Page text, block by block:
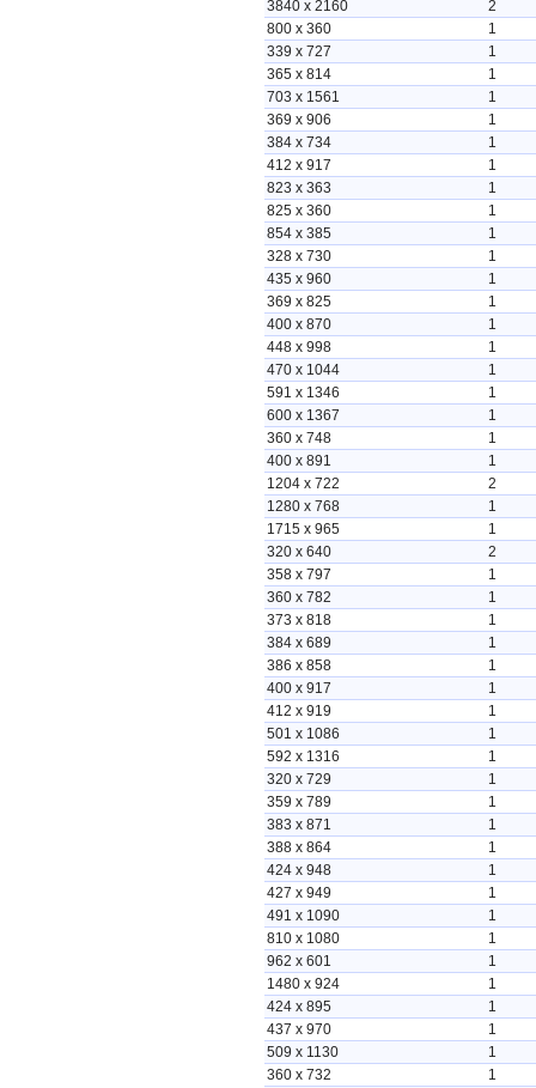
3840 x 2160
2
800 x 360
1
339 x 727
1
365 x 814
1
703 x 1561
1
369 x 906
1
384 x 734
1
412 x 917
1
823 x 363
1
825 x 360
1
854 x 385
1
328 x 730
1
435 x 960
1
369 x 825
1
400 x 870
1
448 x 998
1
470 x 1044
1
591 x 1346
1
600 x 1367
1
360 x 748
1
400 x 891
1
1204 x 722
2
1280 x 768
1
1715 x 965
1
320 x 640
2
358 x 797
1
360 x 782
1
373 x 818
1
384 x 689
1
386 x 858
1
400 x 917
1
412 x 919
1
501 x 1086
1
592 x 1316
1
320 x 729
1
359 x 789
1
383 x 871
1
388 x 864
1
424 x 948
1
427 x 949
1
491 x 1090
1
810 x 1080
1
962 x 601
1
1480 x 924
1
424 x 895
1
437 x 970
1
509 x 1130
1
360 x 732
1